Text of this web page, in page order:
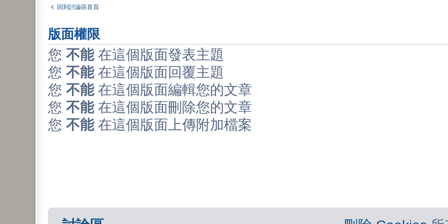
回到討論區首頁
版面權限
您 不能在這個版面發表主題
您 不能在這個版面回覆主題
您 不能在這個版面編輯您的文章
您 不能在這個版面刪除您的文章
您 不能在這個版面上傳附加檔案